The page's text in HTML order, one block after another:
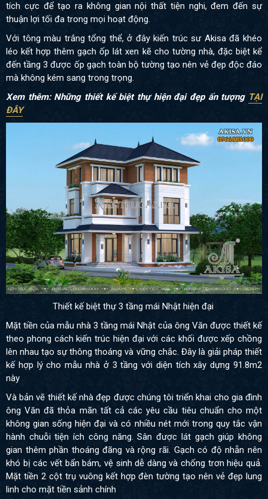
tích cực để tạo ra không gian nội thất tiện nghi, đem đến sự
thuận lợi tối đa trong mọi hoạt động.
Với tông màu trắng tổng thể, ở đây kiến trúc sư Akisa đã khéo
léo kết hợp thêm gạch ốp lát xen kẽ cho tường nhà, đặc biệt kể
đến tầng 3 được ốp gạch toàn bộ tường tạo nên vẻ đẹp độc đáo
mà không kém sang trong trọng.
Xem thêm: Những thiết kế biệt thự hiện đại đẹp ấn tượng TẠI
ĐÂY
Thiết kế biệt thự 3 tầng mái Nhật hiện đại
Mặt tiền của mẫu nhà 3 tầng mái Nhật của ông Văn được thiết kế
theo phong cách kiến trúc hiện đại với các khối được xếp chồng
lên nhau tạo sự thông thoáng và vững chắc. Đây là giải pháp thiết
kế hợp lý cho mẫu nhà ở 3 tầng với diện tích xây dựng 91.8m2
này
Và bản vẽ thiết kế nhà đẹp được chúng tôi triển khai cho gia đình
ông Văn đã thỏa mãn tất cả các yêu cầu tiêu chuẩn cho một
không gian sống hiện đại và có nhiều nét mới trong quy tắc vận
hành chuỗi tiện ích công năng. Sân được lát gạchgiúp không
gian thêm phần thoáng đãng và rộng rãi. Gạch có độ nhẵn nên
khó bị các vết bẩn bám, vệ sinh dễ dàng và chống trơn hiệu quả.
Mặt tiền 2 cột trụ vuông kết hợp đèn tường tạo nên vẻ đẹp lung
linh cho mặt tiền sảnh chính